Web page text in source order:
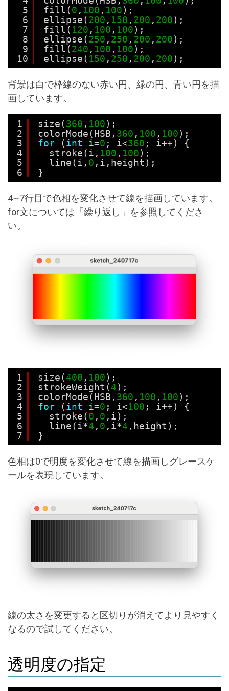
5
6
7
8
9
10
fill(0 , 100 , 100);
ellipse(200 , 150 , 200 , 200);
fill( 120 , 100 , 100);
ellipse(250 , 250 , 200 , 200);
fill(240 , 100 , 100);
ellipse( 150 , 250 , 200 , 200);
背景は白で枠線のない赤い円、緑の円、青い円を描
画しています。
1
2
3
4
5
6
size(360 , 100);
colorMode(HSB, 360 , 100 , 100);
for
(int i=0 ; i<360 ; i++) {
stroke(i, 100 , 100);
line(i, 0 ,i,height);
}
4~7行目で色相を変化させて線を描画しています。
for文については「繰り返し」を参照してくださ
い。
1
2
3
4
5
6
7
size(400 , 100);
strokeWeight(4);
colorMode(HSB, 360 , 100 , 100);
for
(int i=0 ; i<100 ; i++) {
stroke(0 , 0 ,i);
line(i*4 , 0 ,i*4 ,height);
}
色相は0で明度を変化させて線を描画しグレースケ
ールを表現しています。
線の太さを変更すると区切りが消えてより見やすく
なるので試してください。
透明度の指定